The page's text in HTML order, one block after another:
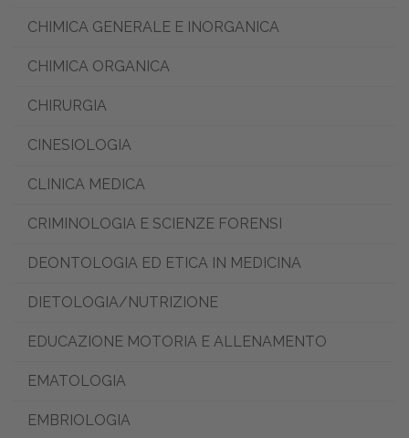
CHIMICA GENERALE E INORGANICA
CHIMICA ORGANICA
CHIRURGIA
CINESIOLOGIA
CLINICA MEDICA
CRIMINOLOGIA E SCIENZE FORENSI
DEONTOLOGIA ED ETICA IN MEDICINA
DIETOLOGIA/NUTRIZIONE
EDUCAZIONE MOTORIA E ALLENAMENTO
EMATOLOGIA
EMBRIOLOGIA